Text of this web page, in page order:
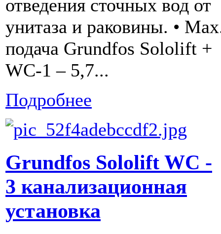
отведения сточных вод от
унитаза и раковины. •
подача Grundfos Sololift +
WC-1 – 5,7...
Подробнее
Grundfos Sololift WC -
3 канализационная
установка